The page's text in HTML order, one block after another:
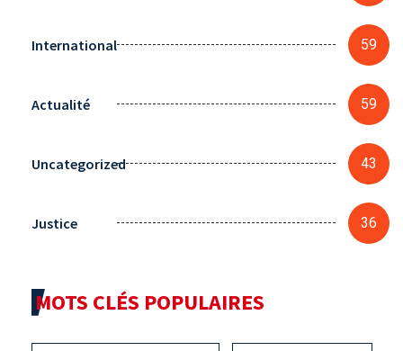
International 59
Actualité 59
Uncategorized 43
Justice 36
MOTS CLÉS POPULAIRES